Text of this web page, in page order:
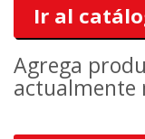
Ir al
Agrega
actualmente